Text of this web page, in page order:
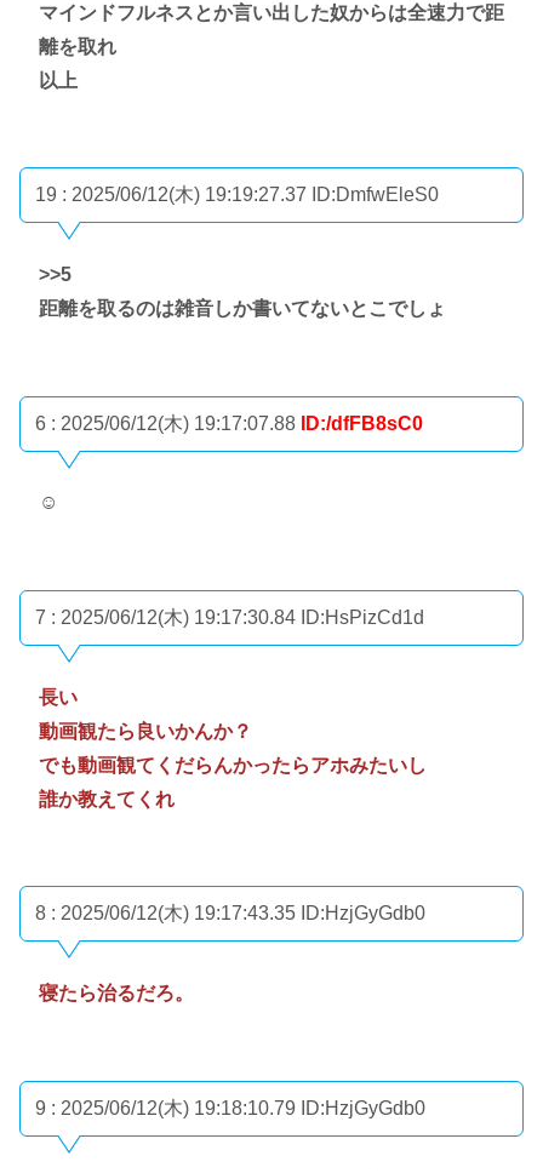
マインドフルネスとか言い出した奴からは全速力で距
離を取れ
以上
19 : 2025/06/12(木) 19:19:27.37 ID:DmfwEleS0
>>5
距離を取るのは雑音しか書いてないとこでしょ
6 : 2025/06/12(木) 19:17:07.88 ID:/dfFB8sC0
☺
7 : 2025/06/12(木) 19:17:30.84 ID:HsPizCd1d
長い
動画観たら良いかんか？
でも動画観てくだらんかったらアホみたいし
誰か教えてくれ
8 : 2025/06/12(木) 19:17:43.35 ID:HzjGyGdb0
寝たら治るだろ。
9 : 2025/06/12(木) 19:18:10.79 ID:HzjGyGdb0